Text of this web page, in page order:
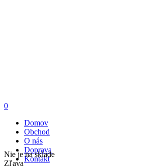
0
Domov
Obchod
O nás
Doprava
Kontakt
Nie je na sklade
Zľava